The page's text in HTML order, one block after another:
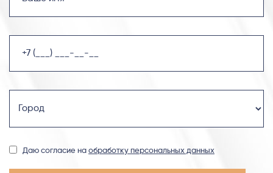
Даю согласие на обработку персональных данных